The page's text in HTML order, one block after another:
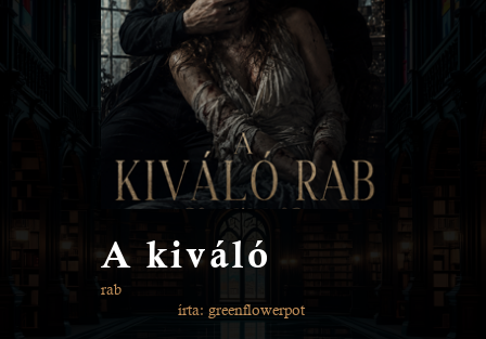
A kiváló
rab
írta: greenflowerpot